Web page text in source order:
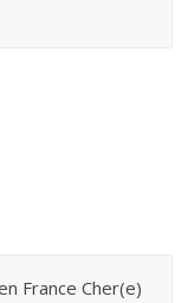
France Cher(e)